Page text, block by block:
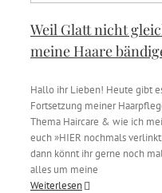
Weil Glatt nicht
meine Haare
Hallo ihr Lieben! Heute gibt
Fortsetzung meiner
Thema Haircare & wie ich
euch »HIER nochmals
dann könnt ihr gerne noch
alles um meine
Weiterlesen